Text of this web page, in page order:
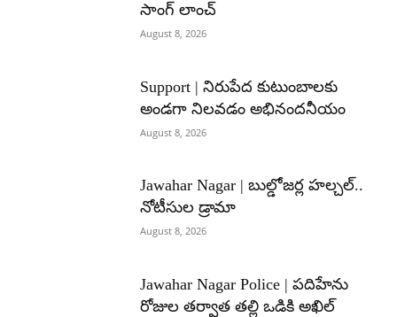
సాంగ్ లాంచ్
August 8, 2026
Support | నిరుపేద కుటుంబాలకు
అండగా నిలవడం అభినందనీయం
August 8, 2026
Jawahar Nagar | బుల్డోజర్ల హల్చల్..
నోటీసుల డ్రామా
August 8, 2026
Jawahar Nagar Police | పదిహేను
రోజుల తర్వాత తల్లి ఒడికి అఖిల్